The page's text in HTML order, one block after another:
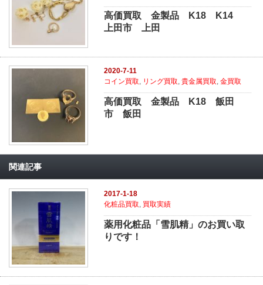
高価買取 金製品 K18 K14
上田市 上田
2020-7-11
コイン買取, リング買取,貴金属買取,金買取
高価買取 金製品 K18 飯田
市 飯田
関連記事
2017-1-18
化粧品買取 買取実績
薬用化粧品「雪肌精」のお買い取
りです！